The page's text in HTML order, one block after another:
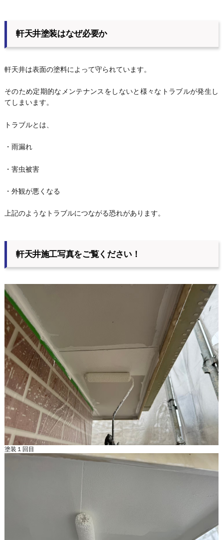
軒天井塗装はなぜ必要か
軒天井は表面の塗料によって守られています。
そのため定期的なメンテナンスをしないと様々なトラブルが発生し
てしまいます。
トラブルとは、
・雨漏れ
・害虫被害
・外観が悪くなる
上記のようなトラブルにつながる恐れがあります。
軒天井施工写真をご覧ください！
塗装１回目